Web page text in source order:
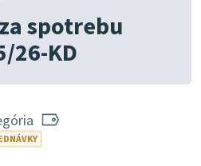
spotrebu
26-KD